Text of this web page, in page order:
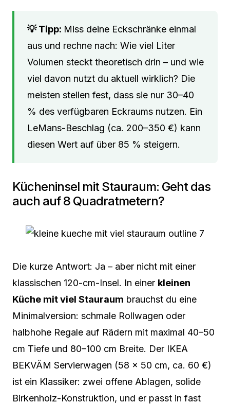
Miss deine Eckschränke einmal
aus und rechne nach: Wie viel Liter
Volumen steckt theoretisch drin – und wie
viel davon nutzt du aktuell wirklich? Die
meisten stellen fest, dass sie nur 30–40
% des verfügbaren Eckraums nutzen. Ein
LeMans-Beschlag (ca. 200–350 €) kann
diesen Wert auf über 85 % steigern.
Kücheninsel mit Stauraum: Geht das
auch auf 8 Quadratmetern?
Die kurze Antwort: Ja – aber nicht mit einer
klassischen 120-cm-Insel. In einer kleinen
Küche mit viel Stauraum brauchst du eine
Minimalversion: schmale Rollwagen oder
halbhohe Regale auf Rädern mit maximal 40–50
cm Tiefe und 80–100 cm Breite. Der IKEA
BEKVÄM Servierwagen (58 × 50 cm, ca. 60 €)
ist ein Klassiker: zwei offene Ablagen, solide
Birkenholz-Konstruktion, und er passt in fast